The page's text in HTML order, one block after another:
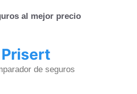
al mejor precio
Prisert
de seguros